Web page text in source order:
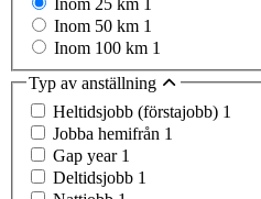
Inom 25 km 1
Inom 50 km 1
Inom 100 km 1
Typ av anställning
Heltidsjobb (förstajobb) 1
Jobba hemifrån 1
Gap year 1
Deltidsjobb 1